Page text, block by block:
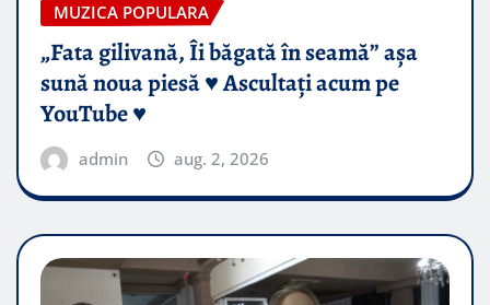
MUZICA POPULARA
„Fata gilivană, Îi băgată în seamă” așa
sună noua piesă ♥️ Ascultați acum pe
YouTube ♥️
admin aug. 2, 2026